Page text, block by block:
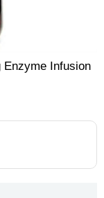
Enzyme Infusion